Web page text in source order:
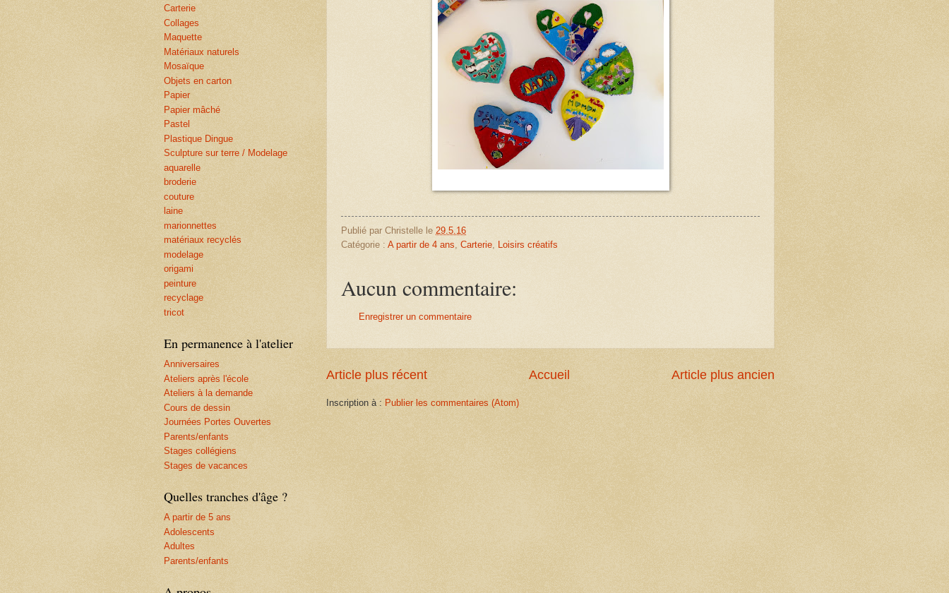
Publié par Christelle le 29.5.16
Catégorie : A partir de 4 ans, Carterie, Loisirs créatifs
Aucun commentaire:
Enregistrer un commentaire
Article plus récent Article plus ancien
Accueil
Inscription à : Publier les commentaires (Atom)
Carterie
Collages
Maquette
Matériaux naturels
Mosaïque
Objets en carton
Papier
Papier mâché
Pastel
Plastique Dingue
Sculpture sur terre / Modelage
aquarelle
broderie
couture
laine
marionnettes
matériaux recyclés
modelage
origami
peinture
recyclage
tricot
En permanence à l'atelier
Anniversaires
Ateliers après l'école
Ateliers à la demande
Cours de dessin
Journées Portes Ouvertes
Parents/enfants
Stages collégiens
Stages de vacances
Quelles tranches d'âge ?
A partir de 5 ans
Adolescents
Adultes
Parents/enfants